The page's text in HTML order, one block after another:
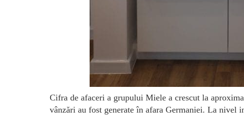
Cifra de afaceri a grupului Miele a crescut la
vânzări au fost generate în afara Germaniei. La nivel